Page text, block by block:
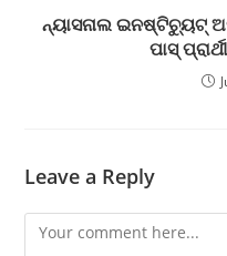
ନ୍ୟାସନାଲ ଇନଷ୍ଟିଚ୍ୟୁଟ୍‌
ପାସ୍‌
Leave a Reply